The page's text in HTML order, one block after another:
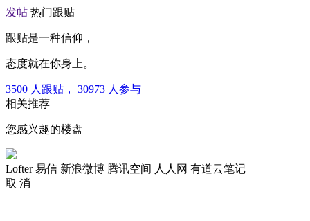
发帖 热门跟贴
跟贴是一种信仰，
态度就在你身上。
3500 人跟贴， 30973 人参与
相关推荐
您感兴趣的楼盘
Lofter 易信 新浪微博 腾讯空间 人人网 有道云笔记
取 消